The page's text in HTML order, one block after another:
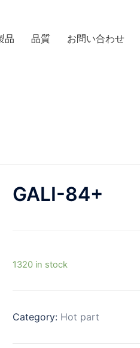
品 品質 お問い合わせ
GALI-84+
1320 in stock
Category: Hot part